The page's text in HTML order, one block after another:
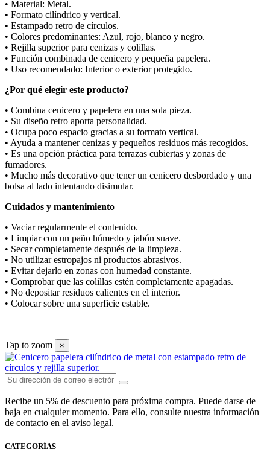
• Material: Metal.
• Formato cilíndrico y vertical.
• Estampado retro de círculos.
• Colores predominantes: Azul, rojo, blanco y negro.
• Rejilla superior para cenizas y colillas.
• Función combinada de cenicero y pequeña papelera.
• Uso recomendado: Interior o exterior protegido.
¿Por qué elegir este producto?
• Combina cenicero y papelera en una sola pieza.
• Su diseño retro aporta personalidad.
• Ocupa poco espacio gracias a su formato vertical.
• Ayuda a mantener cenizas y pequeños residuos más recogidos.
• Es una opción práctica para terrazas cubiertas y zonas de
fumadores.
• Mucho más decorativo que tener un cenicero desbordado y una
bolsa al lado intentando disimular.
Cuidados y mantenimiento
• Vaciar regularmente el contenido.
• Limpiar con un paño húmedo y jabón suave.
• Secar completamente después de la limpieza.
• No utilizar estropajos ni productos abrasivos.
• Evitar dejarlo en zonas con humedad constante.
• Comprobar que las colillas estén completamente apagadas.
• No depositar residuos calientes en el interior.
• Colocar sobre una superficie estable.
Tap to zoom ×
Recibe un 5% de descuento para próxima compra. Puede darse de
baja en cualquier momento. Para ello, consulte nuestra información
de contacto en el aviso legal.
CATEGORÍAS